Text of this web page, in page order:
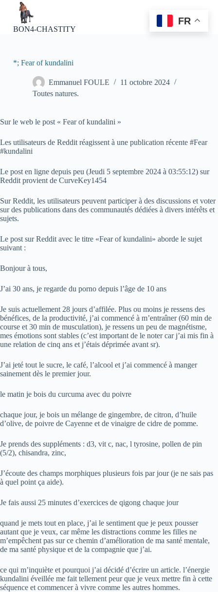
n
BON4-CHASTITY
*; Fear of kundalini
Emmanuel FOULE
11 octobre 2024
Toutes natures.
Sur le web le post « Fear of kundalini »
Les utilisateurs de Reddit réagissent à une publication récente #Fear
#kundalini
Le post en ligne depuis peu (Jeudi 5 septembre 2024 à 03:55:12) sur
Reddit provient de CurveKey1454
Sur Reddit, les utilisateurs peuvent participer à des discussions et voter
sur des publications dans des communautés dédiées à divers intérêts et
sujets.
Le post sur Reddit avec le titre «Fear of kundalini» aborde le sujet
suivant :
Bonjour à tous,
J’ai 30 ans, je regarde du porno depuis l’âge de 10 ans
Je suis actuellement 28 jours d’affilée. Plus ou moins je ressens des
bénéfices, de la productivité, j’ai commencé à m’entraîner (60 min de
course et 30 min de musculation), je ressens un peu de magnétisme,
mes émotions sont stables (c’est important de le noter car j’ai mis fin à
une relation de cinq ans et j’étais déprimée avant sr).
J’ai jeté tout le sucre, le café, l’alcool et j’ai commencé à manger
sainement dès le premier jour.
le matin je bois du curcuma avec du poivre
chaque jour, je bois un mélange de gingembre, de citron, d’huile
d’olive, de poivre de Cayenne et de vinaigre de cidre de pomme.
Je prends des suppléments : d3, vit c, nac, l tyrosine, pollen de pin
(5/2), chisandra, zinc,
J’écoute des champs morphiques plusieurs fois par jour (je ne sais pas
à quel point ça aide).
Je fais aussi 25 minutes d’exercices de qigong chaque jour
quand je mets tout en place, j’ai le sentiment que je peux pousser
autant que je veux, car même les distractions comme les filles ne
m’empêchent pas sur ce chemin d’amélioration de ma santé mentale,
de ma santé physique et de la compagnie que j’ai.
ce qui m’inquiète et pourquoi j’ai décidé d’écrire un article. l’énergie
kundalini éveillée me fait tellement peur que je veux mettre fin à cette
séquence et commencer à vivre comme les autres hommes.
FR